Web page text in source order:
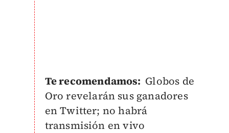
Te recomendamos: Globos de
Oro revelarán sus ganadores
en Twitter; no habrá
transmisión en vivo